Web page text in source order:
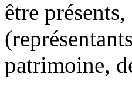
être
patrimoine,